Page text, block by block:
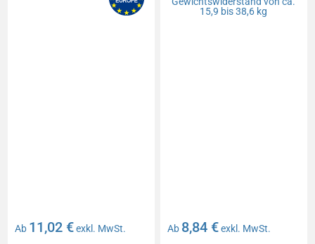
Ab 11,02 €exkl. MwSt. Ab 8,84 €exkl. MwSt.